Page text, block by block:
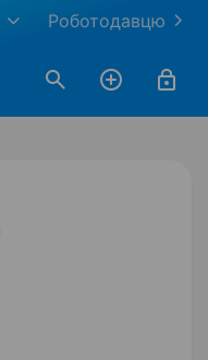
Роботодавцю